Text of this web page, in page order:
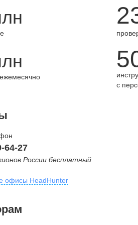
с
64-27
России бесплатный
офисы HeadHunter
территория